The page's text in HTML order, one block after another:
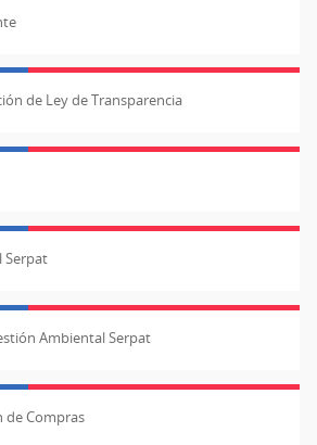
de Ley de Transparencia
Serpat
Ambiental Serpat
de Compras